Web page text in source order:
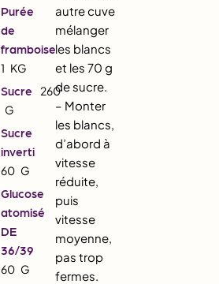
Purée
de
framboise
1 KG
Sucre
260
G
Sucre
inverti
60 G
Glucose
atomisé
DE
36/39
60 G
autre cuve
mélanger
les blancs
et les 70 g
de sucre.
– Monter
les blancs,
d’abord à
vitesse
réduite,
puis
vitesse
moyenne,
pas trop
fermes.